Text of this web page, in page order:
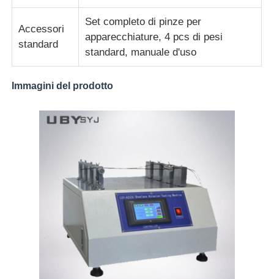
Accessori
standard
Set completo di pinze per
apparecchiature, 4 pcs di pesi
standard, manuale d'uso
Immagini del prodotto